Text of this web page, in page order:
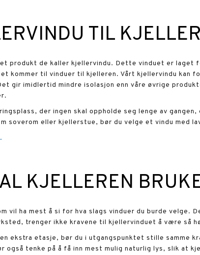
TIL
produkt de kaller kjellervindu. Dette vinduet er laget
kommer til vinduer til kjelleren. Vårt kjellervindu kan
gir imidlertid mindre isolasjon enn våre øvrige
der ingen skal oppholde seg lenge av
soverom eller kjellerstue, bør du velge et vindu med
KJELLEREN
vil ha mest å si for hva slags vinduer du burde velge.
trenger ikke kravene til kjellervinduet å være så
ekstra etasje, bør du i utgangspunktet stille samme
også tenke på å få inn mest mulig naturlig lys, slik at